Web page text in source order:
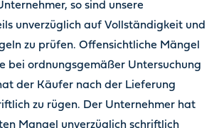
so sind unsere
unverzüglich auf Vollständigkeit und
zu prüfen. Offensichtliche Mängel
bei ordnungsgemäßer Untersuchung
der Käufer nach der Lieferung
zu rügen. Der Unternehmer hat
Mangel unverzüglich schriftlich